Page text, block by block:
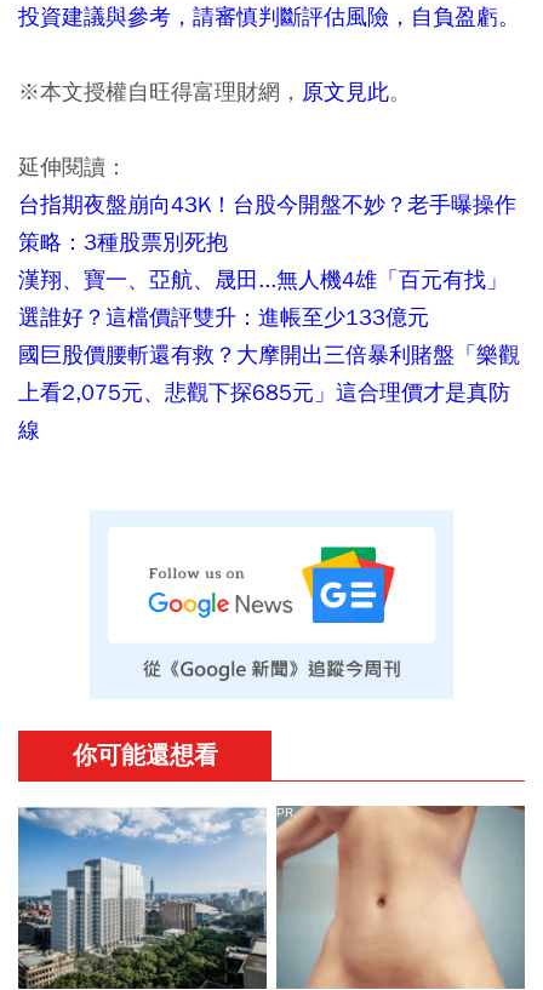
投資建議與參考，請審慎判斷評估風險，自負盈虧。
※本文授權自旺得富理財網， 原文見此。
延伸閱讀：
台指期夜盤崩向43K！台股今開盤不妙？老手曝操作
策略：3種股票別死抱
漢翔、寶一、亞航、晟田...無人機4雄「百元有找」
選誰好？這檔價評雙升：進帳至少133億元
國巨股價腰斬還有救？大摩開出三倍暴利賭盤「樂觀
上看2,075元、悲觀下探685元」這合理價才是真防
線